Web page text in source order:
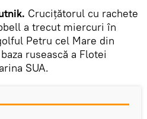
Cruciţătorul cu rachete
a trecut miercuri în
Petru cel Mare din
rusească a Flotei
SUA.